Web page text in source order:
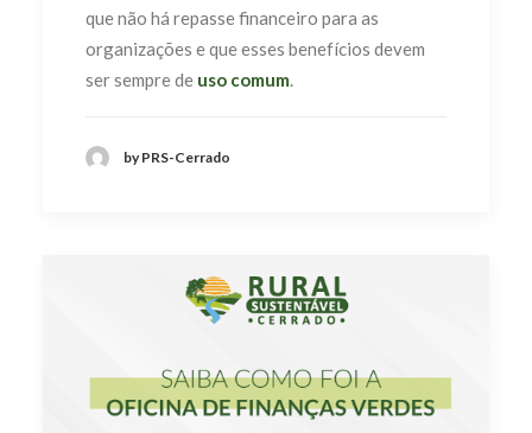
que não há repasse financeiro para as
organizações e que esses benefícios devem
ser sempre de uso comum.
by PRS-Cerrado